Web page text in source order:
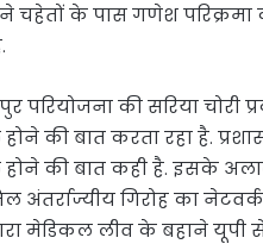
चहेतों के पास गणेश परिक्रमा
परियोजना की सरिया
होने की बात करता रहा है.
होने की बात कही है. इसके
अंतर्राज्यीय गिरोह का
मेडिकल लीव के बहाने